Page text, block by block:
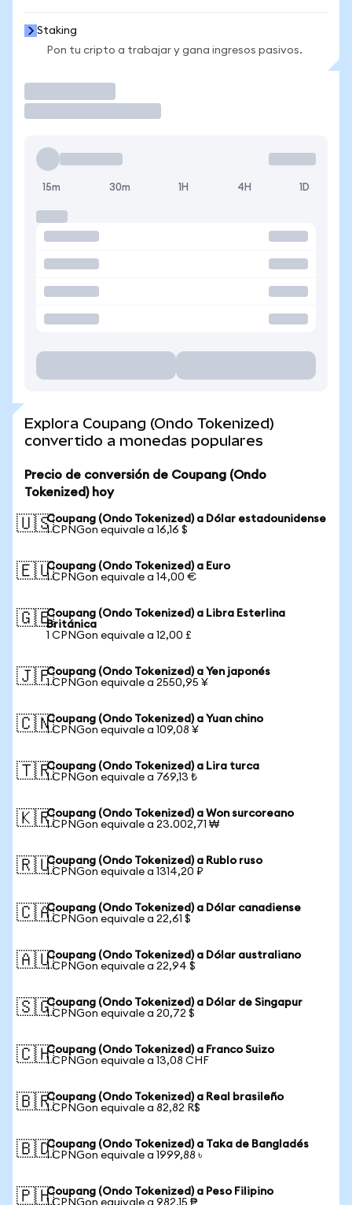
Staking
Pon tu cripto a trabajar y gana ingresos pasivos.
15m 30m 1H 4H 1D
Explora Coupang (Ondo Tokenized)
convertido a monedas populares
Precio de conversión de Coupang (Ondo
Tokenized) hoy
🇺🇸Coupang (Ondo Tokenized) a Dólar estadounidense
1 CPNGon equivale a 16,16 $
🇪🇺Coupang (Ondo Tokenized) a Euro
1 CPNGon equivale a 14,00 €
🇬🇧Coupang (Ondo Tokenized) a Libra Esterlina
Británica
1 CPNGon equivale a 12,00 £
🇯🇵Coupang (Ondo Tokenized) a Yen japonés
1 CPNGon equivale a 2550,95 ¥
🇨🇳Coupang (Ondo Tokenized) a Yuan chino
1 CPNGon equivale a 109,08 ¥
🇹🇷Coupang (Ondo Tokenized) a Lira turca
1 CPNGon equivale a 769,13 ₺
🇰🇷Coupang (Ondo Tokenized) a Won surcoreano
1 CPNGon equivale a 23.002,71 ₩
🇷🇺Coupang (Ondo Tokenized) a Rublo ruso
1 CPNGon equivale a 1314,20 ₽
🇨🇦Coupang (Ondo Tokenized) a Dólar canadiense
1 CPNGon equivale a 22,61 $
🇦🇺Coupang (Ondo Tokenized) a Dólar australiano
1 CPNGon equivale a 22,94 $
🇸🇬Coupang (Ondo Tokenized) a Dólar de Singapur
1 CPNGon equivale a 20,72 $
🇨🇭Coupang (Ondo Tokenized) a Franco Suizo
1 CPNGon equivale a 13,08 CHF
🇧🇷Coupang (Ondo Tokenized) a Real brasileño
1 CPNGon equivale a 82,82 R$
🇧🇩Coupang (Ondo Tokenized) a Taka de Bangladés
1 CPNGon equivale a 1999,88 ৳
🇵🇭Coupang (Ondo Tokenized) a Peso Filipino
1 CPNGon equivale a 982,15 ₱